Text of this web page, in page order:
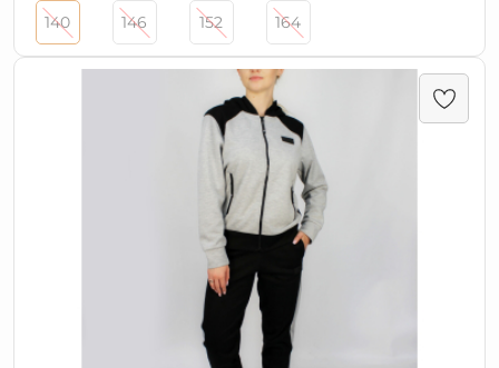
140
146 152 164